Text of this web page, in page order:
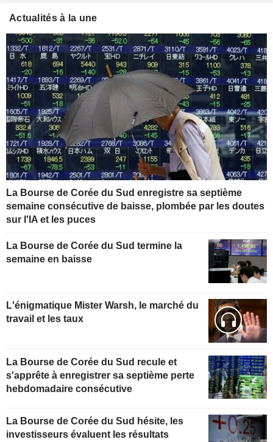
Actualités à la une
La Bourse de Corée du Sud enregistre sa septième
semaine consécutive de baisse, plombée par les doutes
sur l'IA et les puces
La Bourse de Corée du Sud termine la
semaine en baisse
L'énigmatique Mister Warsh, le marché du
travail et les taux
La Bourse de Corée du Sud recule et
s'apprête à enregistrer sa septième perte
hebdomadaire consécutive
La Bourse de Corée du Sud hésite, les
investisseurs évaluent les résultats